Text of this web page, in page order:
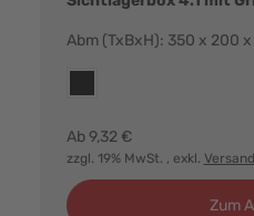
Abm (TxBxH): 350 x 200 x
Ab 9,32 €
zzgl. 19% MwSt. , exkl.
Zum